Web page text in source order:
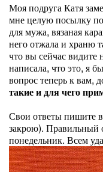
Моя подруга Катя
мне целую посылку
для мужа, вязаная
него отжала и храню
что вы сейчас видите
написала, что это, я
вопрос теперь к вам,
такие и для чего
Свои ответы пишите
закрою). Правильный
понедельник. Всем